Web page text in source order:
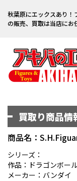
秋葉原にエックスあり！
の販売、買取は当店にお
イベント情報
宅配買取のご案内
DELIVERY PURCHASE
買取り商品情
商品名：
シリーズ：
作品：ドラゴンボー
メーカー：バンダイ